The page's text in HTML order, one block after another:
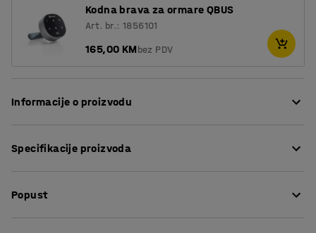
Kodna brava za ormare QBUS
Art. br.: 1856101
165,00 KMbez PDV
Informacije o proizvodu
stvaranje dobro organiziranog radnog mjesta!
pretinca u svakom.
Specifikacije proizvoda
Širina:
Popust